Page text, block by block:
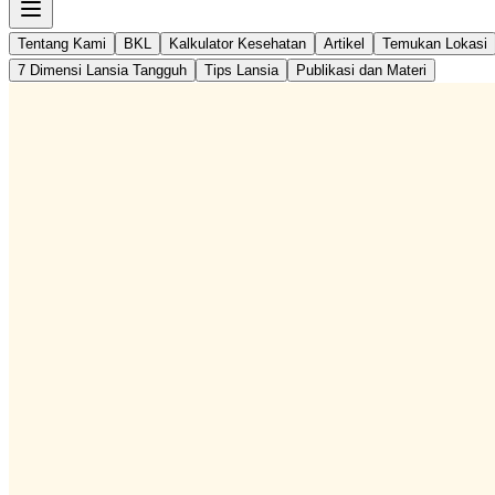
Tentang Kami BKL Kalkulator Kesehatan Artikel Temukan Lokasi
7 Dimensi Lansia Tangguh
Tips Lansia Publikasi dan Materi